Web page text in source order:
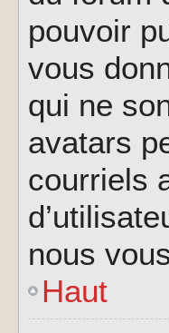
pouvoir
vous
qui ne
avatars
courriels
nous
Haut